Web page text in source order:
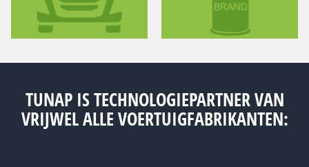
TUNAP IS TECHNOLOGIEPARTNER VAN
VRIJWEL ALLE VOERTUIGFABRIKANTEN: